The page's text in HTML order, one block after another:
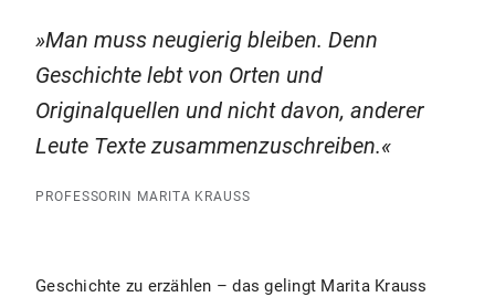
Man muss neugierig bleiben. Denn
Geschichte lebt von Orten und
Originalquellen und nicht davon, anderer
Leute Texte zusammenzuschreiben.
PROFESSORIN MARITA KRAUSS
Geschichte zu erzählen – das gelingt Marita Krauss